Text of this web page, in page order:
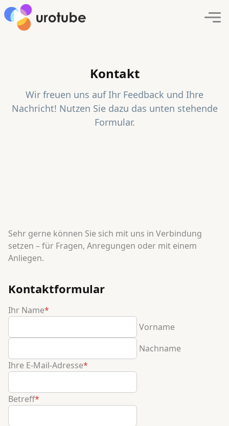
Click here to go back to frontpage
Kontakt
Wir freuen uns auf Ihr Feedback und Ihre
Nachricht! Nutzen Sie dazu das unten stehende
Formular.
Sehr gerne können Sie sich mit uns in Verbindung
setzen – für Fragen, Anregungen oder mit einem
Anliegen.
Kontaktformular
Ihr Name*
Vorname
Nachname
Ihre E-Mail-Adresse*
Betreff*